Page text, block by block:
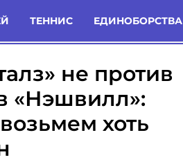
ТЕННИС ЕДИНОБОРСТВА
Новости
не против
«Нэшвилл»:
хоть